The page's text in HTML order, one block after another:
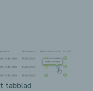
tabblad